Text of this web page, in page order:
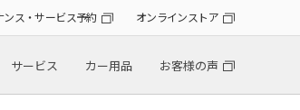
ンス・サービス予約 オンラインストア
サービス カー用品 お客様の声